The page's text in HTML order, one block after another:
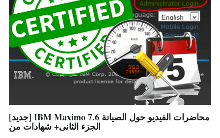
[جديد] IBM Maximo 7.6 محاضرات الفيديو حول الصيانة
الجزء الثانى+ شهادات من